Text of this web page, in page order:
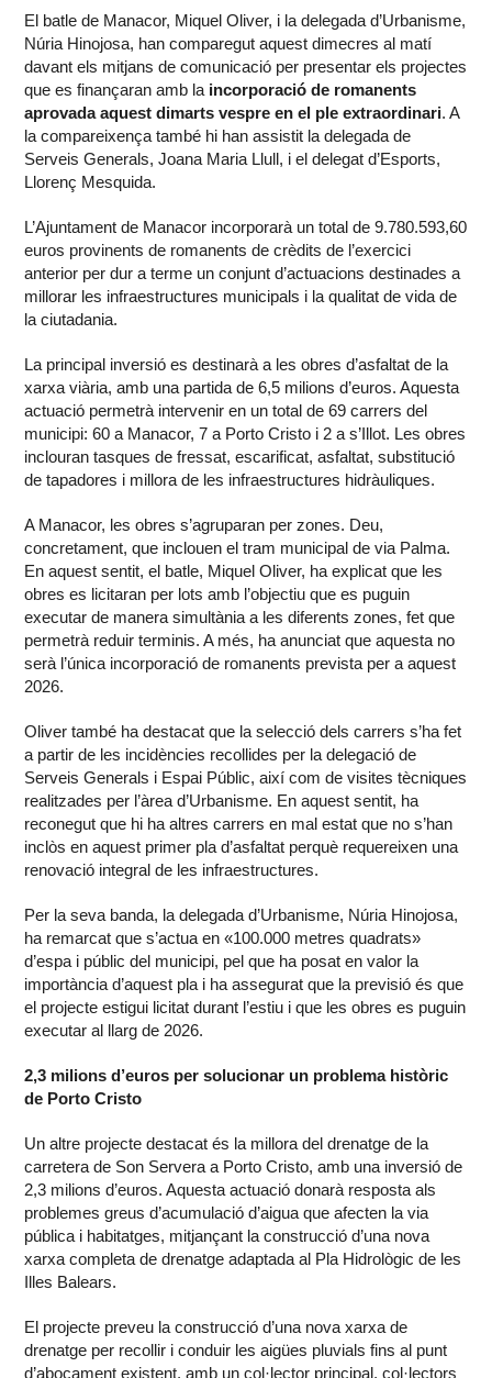
El batle de Manacor, Miquel Oliver, i la delegada d’Urbanisme,
Núria Hinojosa, han comparegut aquest dimecres al matí
davant els mitjans de comunicació per presentar els projectes
que es finançaran amb la incorporació de romanents
aprovada aquest dimarts vespre en el ple extraordinari. A
la compareixença també hi han assistit la delegada de
Serveis Generals, Joana Maria Llull, i el delegat d’Esports,
Llorenç Mesquida.
L’Ajuntament de Manacor incorporarà un total de 9.780.593,60
euros provinents de romanents de crèdits de l’exercici
anterior per dur a terme un conjunt d’actuacions destinades a
millorar les infraestructures municipals i la qualitat de vida de
la ciutadania.
La principal inversió es destinarà a les obres d’asfaltat de la
xarxa viària, amb una partida de 6,5 milions d’euros. Aquesta
actuació permetrà intervenir en un total de 69 carrers del
municipi: 60 a Manacor, 7 a Porto Cristo i 2 a s’Illot. Les obres
inclouran tasques de fressat, escarificat, asfaltat, substitució
de tapadores i millora de les infraestructures hidràuliques.
A Manacor, les obres s’agruparan per zones. Deu,
concretament, que inclouen el tram municipal de via Palma.
En aquest sentit, el batle, Miquel Oliver, ha explicat que les
obres es licitaran per lots amb l’objectiu que es puguin
executar de manera simultània a les diferents zones, fet que
permetrà reduir terminis. A més, ha anunciat que aquesta no
serà l’única incorporació de romanents prevista per a aquest
2026.
Oliver també ha destacat que la selecció dels carrers s’ha fet
a partir de les incidències recollides per la delegació de
Serveis Generals i Espai Públic, així com de visites tècniques
realitzades per l’àrea d’Urbanisme. En aquest sentit, ha
reconegut que hi ha altres carrers en mal estat que no s’han
inclòs en aquest primer pla d’asfaltat perquè requereixen una
renovació integral de les infraestructures.
Per la seva banda, la delegada d’Urbanisme, Núria Hinojosa,
ha remarcat que s’actua en «100.000 metres quadrats»
d’espa i públic del municipi, pel que ha posat en valor la
importància d’aquest pla i ha assegurat que la previsió és que
el projecte estigui licitat durant l’estiu i que les obres es puguin
executar al llarg de 2026.
2,3 milions d’euros per solucionar un problema històric
de Porto Cristo
Un altre projecte destacat és la millora del drenatge de la
carretera de Son Servera a Porto Cristo, amb una inversió de
2,3 milions d’euros. Aquesta actuació donarà resposta als
problemes greus d’acumulació d’aigua que afecten la via
pública i habitatges, mitjançant la construcció d’una nova
xarxa completa de drenatge adaptada al Pla Hidrològic de les
Illes Balears.
El projecte preveu la construcció d’una nova xarxa de
drenatge per recollir i conduir les aigües pluvials fins al punt
d’abocament existent, amb un col·lector principal, col·lectors